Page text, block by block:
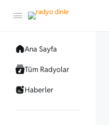
Ana Sayfa
Tüm Radyolar
Haberler